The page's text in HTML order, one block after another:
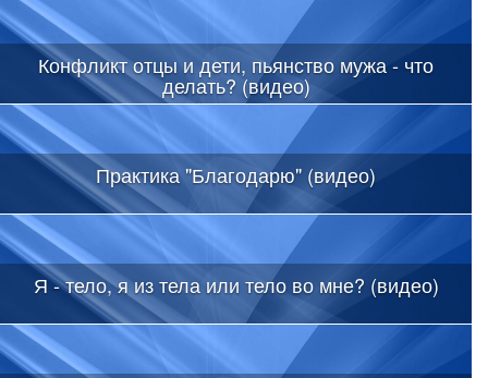
Конфликт отцы и дети, пьянство мужа - что
делать? (видео)
Практика "Благодарю" (видео)
Я - тело, я из тела или тело во мне? (видео)